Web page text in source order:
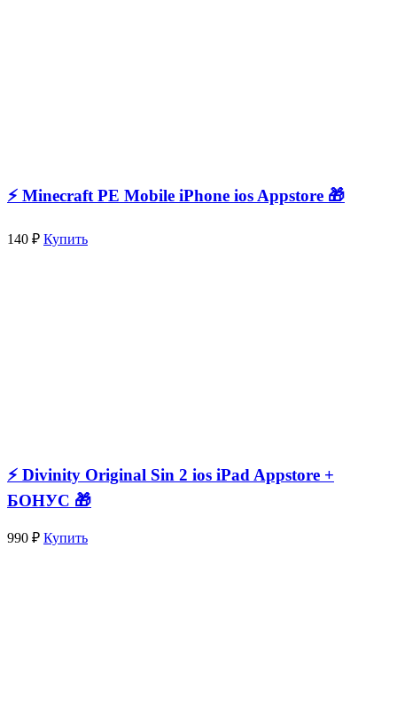
⚡️ Minecraft PE Mobile iPhone ios Appstore 🎁
140 ₽ Купить
⚡️ Divinity Original Sin 2 ios iPad Appstore +
БОНУС 🎁
990 ₽ Купить